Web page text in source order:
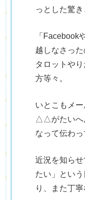
っとした驚
「Facebook
越しなさっ
タロットや
方等々。
いとこもメ
△△がたいへ
なって伝わ
近況を知ら
たい」とい
り、また丁